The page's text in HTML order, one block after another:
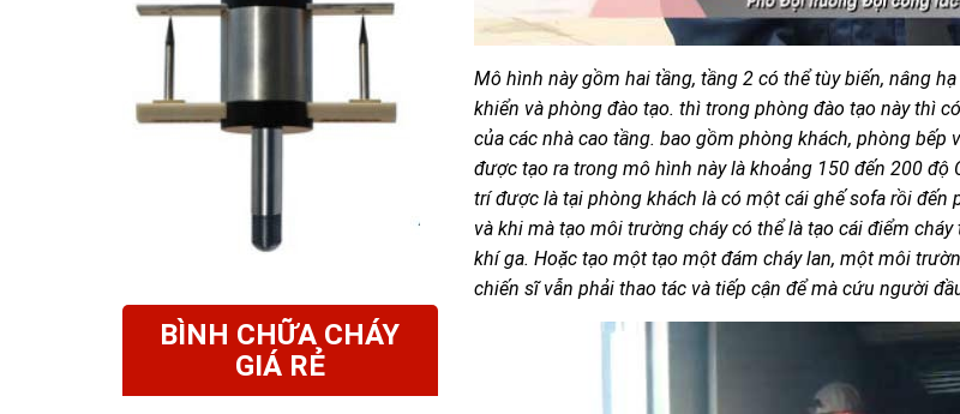
Mô hình này gồm hai tầng, tầng 2 có thể tùy biến, nâng
khiển và phòng đào tạo. thì trong phòng đào tạo này thì
của các nhà cao tầng. bao gồm phòng khách, phòng
được tạo ra trong mô hình này là khoảng 150 đến 200
trí được là tại phòng khách là có một cái ghế sofa rồi
và khi mà tạo môi trường cháy có thể là tạo cái điểm
khí ga. Hoặc tạo một tạo một đám cháy lan, một môi
chiến sĩ vẫn phải thao tác và tiếp cận để mà cứu người
BÌNH CHỮA CHÁY
GIÁ RẺ